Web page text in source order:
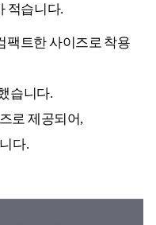
적습니다.
팩트한 사이즈로 착용
습니다.
로 제공되어,
다.